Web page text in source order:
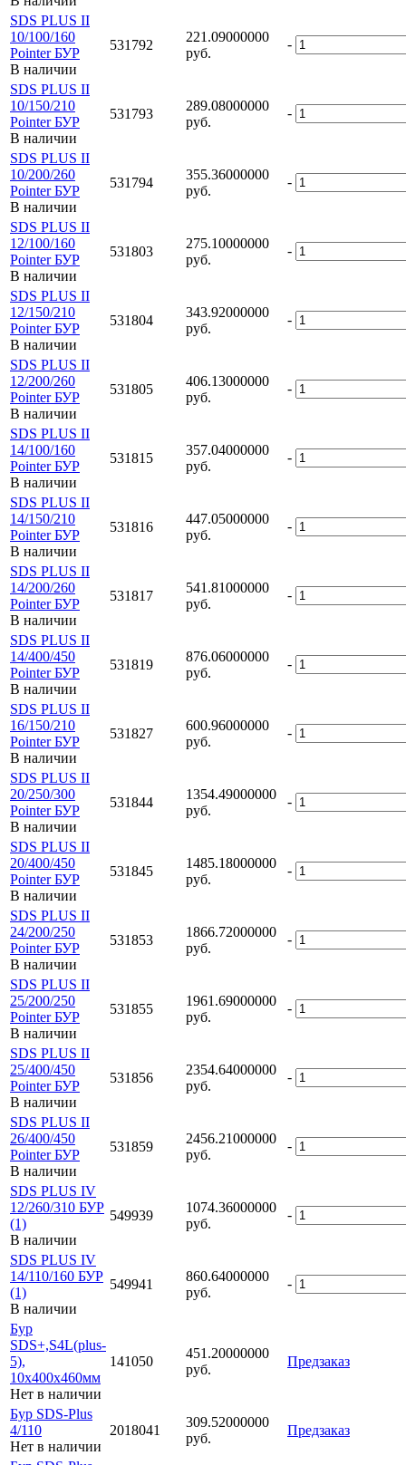
SDS PLUS II
10/100/160
Pointer БУР
В наличии
531792
221.09000000
руб.
-
SDS PLUS II
10/150/210
Pointer БУР
В наличии
531793
289.08000000
руб.
-
SDS PLUS II
10/200/260
Pointer БУР
В наличии
531794
355.36000000
руб.
-
SDS PLUS II
12/100/160
Pointer БУР
В наличии
531803
275.10000000
руб.
-
SDS PLUS II
12/150/210
Pointer БУР
В наличии
531804
343.92000000
руб.
-
SDS PLUS II
12/200/260
Pointer БУР
В наличии
531805
406.13000000
руб.
-
SDS PLUS II
14/100/160
Pointer БУР
В наличии
531815
357.04000000
руб.
-
SDS PLUS II
14/150/210
Pointer БУР
В наличии
531816
447.05000000
руб.
-
SDS PLUS II
14/200/260
Pointer БУР
В наличии
531817
541.81000000
руб.
-
SDS PLUS II
14/400/450
Pointer БУР
В наличии
531819
876.06000000
руб.
-
SDS PLUS II
16/150/210
Pointer БУР
В наличии
531827
600.96000000
руб.
-
SDS PLUS II
20/250/300
Pointer БУР
В наличии
531844
1354.49000000
руб.
-
SDS PLUS II
20/400/450
Pointer БУР
В наличии
531845
1485.18000000
руб.
-
SDS PLUS II
24/200/250
Pointer БУР
В наличии
531853
1866.72000000
руб.
-
SDS PLUS II
25/200/250
Pointer БУР
В наличии
531855
1961.69000000
руб.
-
SDS PLUS II
25/400/450
Pointer БУР
В наличии
531856
2354.64000000
руб.
-
SDS PLUS II
26/400/450
Pointer БУР
В наличии
531859
2456.21000000
руб.
-
SDS PLUS IV
12/260/310 БУР
(1)
В наличии
549939
1074.36000000
руб.
-
SDS PLUS IV
14/110/160 БУР
(1)
В наличии
549941
860.64000000
руб.
-
Бур
SDS+,S4L(plus-
5),
10х400x460мм
Нет в наличии
141050
451.20000000
руб.
Предзаказ
Бур SDS-Plus
4/110
Нет в наличии
2018041
309.52000000
руб.
Предзаказ